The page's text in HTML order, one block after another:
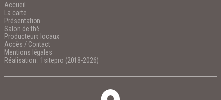
Accueil
La carte
Présentation
Salon de thé
Producteurs locaux
Accès / Contact
Mentions légales
Réalisation : 1sitepro (2018-2026)